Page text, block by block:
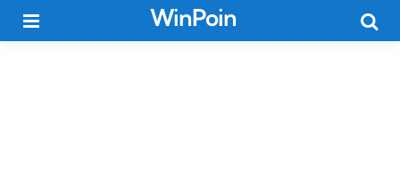
WinPoin